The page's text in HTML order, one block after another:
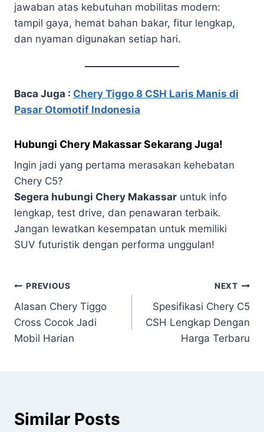
jawaban atas kebutuhan mobilitas modern:
tampil gaya, hemat bahan bakar, fitur lengkap,
dan nyaman digunakan setiap hari.
Baca Juga : Chery Tiggo 8 CSH Laris Manis di
Pasar Otomotif Indonesia
Hubungi Chery Makassar Sekarang Juga!
Ingin jadi yang pertama merasakan kehebatan
Chery C5?
Segera hubungi Chery Makassar untuk info
lengkap, test drive, dan penawaran terbaik.
Jangan lewatkan kesempatan untuk memiliki
SUV futuristik dengan performa unggulan!
PREVIOUS
Alasan Chery Tiggo
Cross Cocok Jadi
Mobil Harian
NEXT
Spesifikasi Chery C5
CSH Lengkap Dengan
Harga Terbaru
Similar Posts